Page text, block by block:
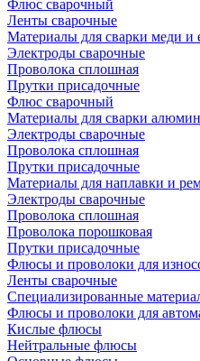
Флюс сварочный
Ленты сварочные
Материалы для сварки меди и
Электроды сварочные
Проволока сплошная
Прутки присадочные
Флюс сварочный
Материалы для сварки
Электроды сварочные
Проволока сплошная
Прутки присадочные
Материалы для наплавки и
Электроды сварочные
Проволока сплошная
Проволока порошковая
Прутки присадочные
Флюсы и проволоки для
Ленты сварочные
Специализированные
Флюсы и проволоки для
Кислые флюсы
Нейтральные флюсы